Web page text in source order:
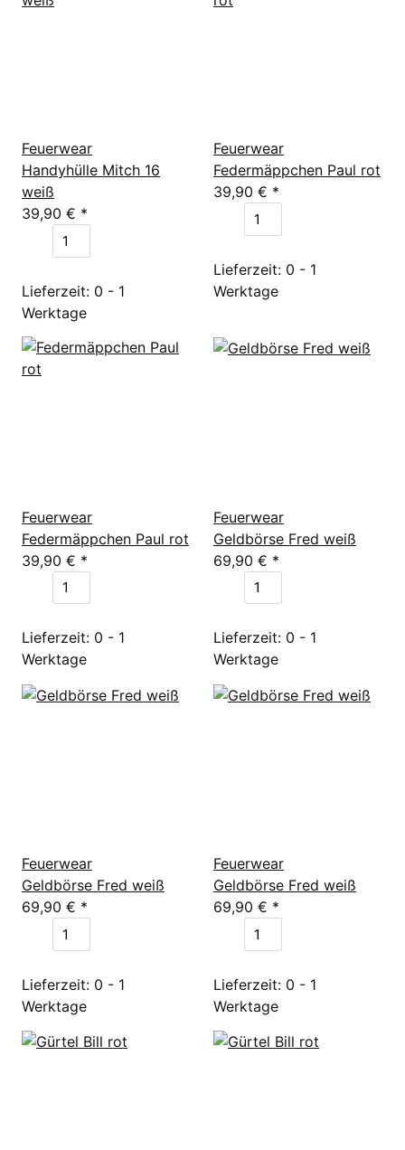
Feuerwear
Handyhülle Mitch 16
weiß
39,90 € *
Lieferzeit: 0 - 1
Werktage
Feuerwear
Federmäppchen Paul rot
39,90 € *
Lieferzeit: 0 - 1
Werktage
Feuerwear
Federmäppchen Paul rot
39,90 € *
Lieferzeit: 0 - 1
Werktage
Feuerwear
Geldbörse Fred weiß
69,90 € *
Lieferzeit: 0 - 1
Werktage
Feuerwear
Geldbörse Fred weiß
69,90 € *
Lieferzeit: 0 - 1
Werktage
Feuerwear
Geldbörse Fred weiß
69,90 € *
Lieferzeit: 0 - 1
Werktage